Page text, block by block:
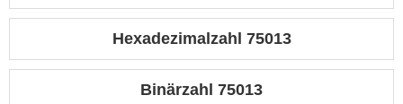
Hexadezimalzahl 75013
Binärzahl 75013